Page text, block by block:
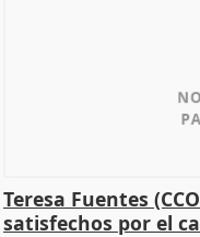
Teresa Fuentes
satisfechos por el